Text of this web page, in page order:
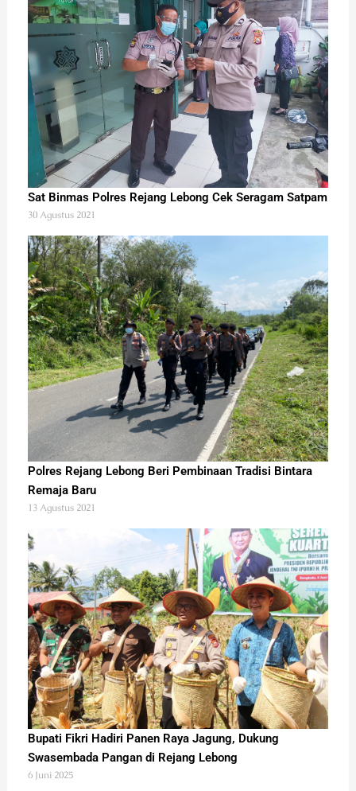
Sat Binmas Polres Rejang Lebong Cek Seragam Satpam
30 Agustus 2021
Polres Rejang Lebong Beri Pembinaan Tradisi Bintara
Remaja Baru
13 Agustus 2021
Bupati Fikri Hadiri Panen Raya Jagung, Dukung
Swasembada Pangan di Rejang Lebong
6 Juni 2025